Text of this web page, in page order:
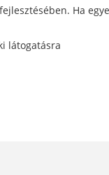
Ha
látogatásra